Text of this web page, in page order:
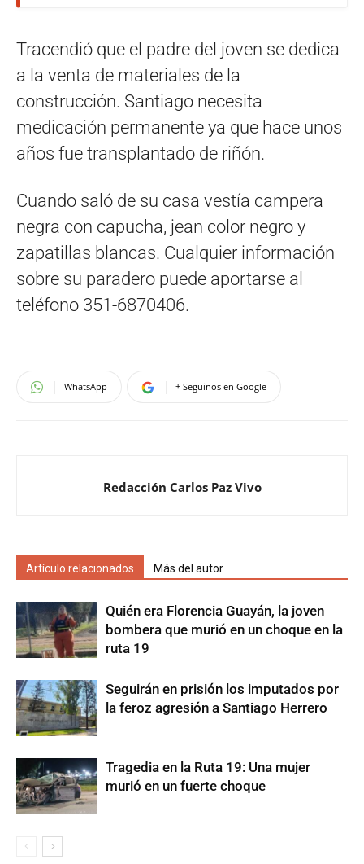
Tracendió que el padre del joven se dedica
a la venta de materiales de la
construcción. Santiago necesita
medicación permanente ya que hace unos
años fue transplantado de riñón.
Cuando saló de su casa vestía campera
negra con capucha, jean color negro y
zapatillas blancas. Cualquier información
sobre su paradero puede aportarse al
teléfono 351-6870406.
WhatsApp + Seguinos en Google
Redacción Carlos Paz Vivo
Artículo relacionados Más del autor
Quién era Florencia Guayán, la joven
bombera que murió en un choque en la
ruta 19
Seguirán en prisión los imputados por
la feroz agresión a Santiago Herrero
Tragedia en la Ruta 19: Una mujer
murió en un fuerte choque